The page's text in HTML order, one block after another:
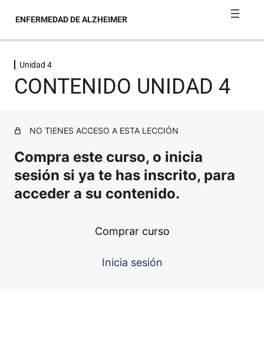
ENFERMEDAD DE ALZHEIMER
Unidad 1
Unidad 3
Unidad 4
CONTENIDO UNIDAD 4
Unidad 4
CONTENIDO UNIDAD 4
NO TIENES ACCESO A ESTA LECCIÓN
Compra este curso, o inicia
sesión si ya te has inscrito, para
acceder a su contenido.
Comprar curso
Inicia sesión